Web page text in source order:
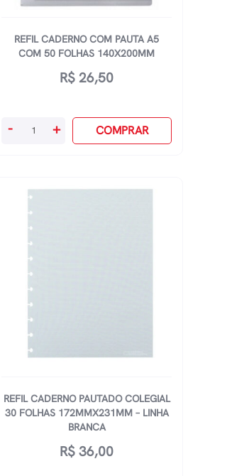
REFIL CADERNO COM PAUTA A5
COM 50 FOLHAS 140X200MM
R$ 26,50
Refil
Folhas
quantidade
- + COMPRAR
REFIL CADERNO PAUTADO COLEGIAL
30 FOLHAS 172MMX231MM – LINHA
BRANCA
R$ 36,00